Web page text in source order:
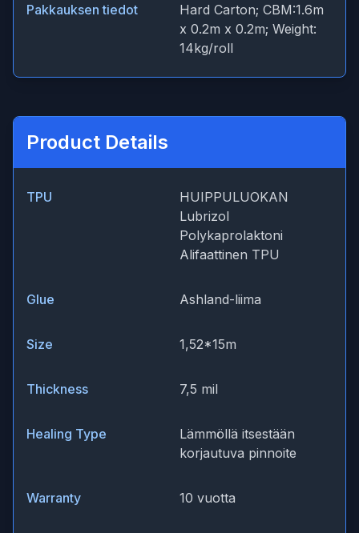
Pakkauksen tiedot
Hard Carton; CBM:1.6m
x 0.2m x 0.2m; Weight:
14kg/roll
Product Details
TPU
HUIPPULUOKAN
Lubrizol
Polykaprolaktoni
Alifaattinen TPU
Glue Ashland-liima
Size 1,52*15m
Thickness 7,5 mil
Healing Type
Lämmöllä itsestään
korjautuva pinnoite
Warranty 10 vuotta